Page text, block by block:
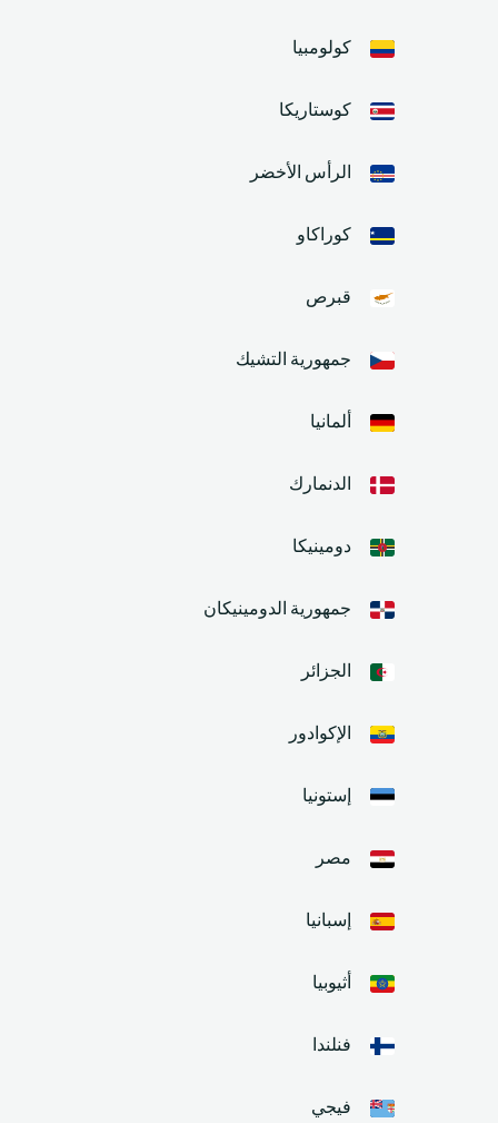
كولومبيا
كوستاريكا
الرأس الأخضر
كوراكاو
قبرص
جمهورية التشيك
ألمانيا
الدنمارك
دومينيكا
جمهورية الدومينيكان
الجزائر
الإكوادور
إستونيا
مصر
إسبانيا
أثيوبيا
فنلندا
فيجي